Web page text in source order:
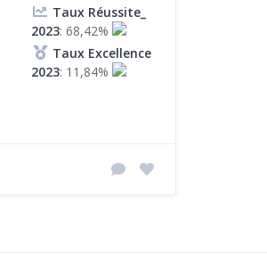
Taux Réussite_
2023: 68,42%
Taux Excellence
2023: 11,84%